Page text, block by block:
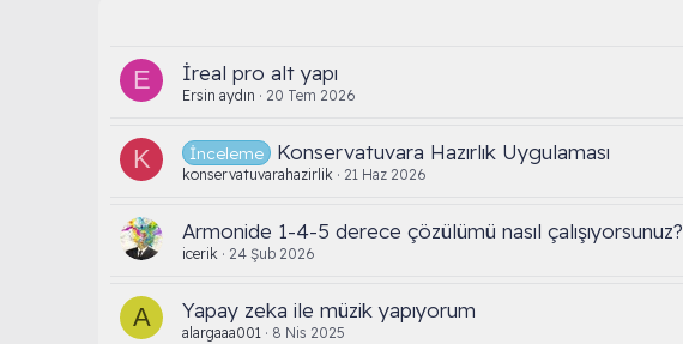
E İreal pro alt yapı
Ersin aydın 20 Tem 2026
K İnceleme Konservatuvara Hazırlık Uygulaması
konservatuvarahazirlik 21 Haz 2026
Armonide 1-4-5 derece çözülümü nasıl çalışıyorsunuz?
icerik 24 Şub 2026
A Yapay zeka ile müzik yapıyorum
alargaaa001 8 Nis 2025